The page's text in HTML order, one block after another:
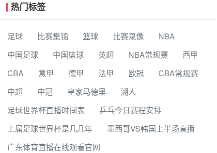
热门标签
足球 比赛集锦 篮球 比赛录像
NBA
中国足球
中国篮球 英超 NBA常规赛
西甲
CBA
意甲 德甲 法甲 欧冠
CBA常规赛
中超
中冠 皇家马德里
湖人
足球世界杯直播时间表
乒乓今日赛程安排
上届足球世界杯是几几年
墨西哥VS韩国上半场直播
广东体育直播在线观看官网